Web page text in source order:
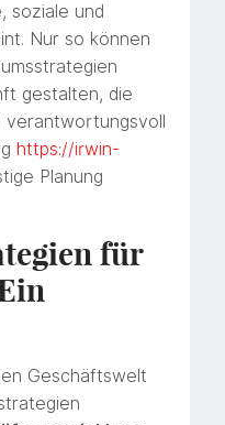
soziale und
Nur so können
gestalten, die
verantwortungsvoll
https://irwin-
Planung
für
Geschäftswelt